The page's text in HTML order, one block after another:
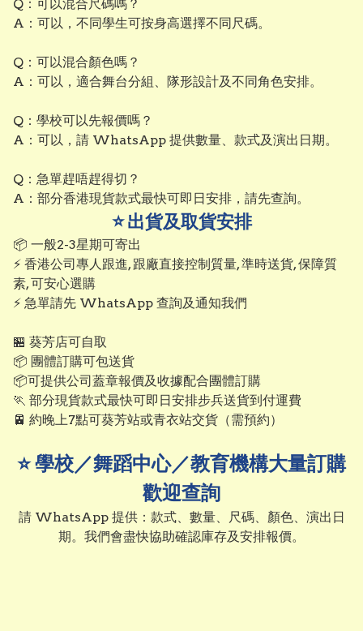
Q：可以混合尺碼嗎？
A：可以，不同學生可按身高選擇不同尺碼。
Q：可以混合顏色嗎？
A：可以，適合舞台分組、隊形設計及不同角色安排。
Q：學校可以先報價嗎？
A：可以，請 WhatsApp 提供數量、款式及演出日期。
Q：急單趕唔趕得切？
A：部分香港現貨款式最快可即日安排，請先查詢。
⭐ 出貨及取貨安排
📦 一般2-3星期可寄出
⚡ 香港公司專人跟進, 跟廠直接控制質量, 準時送貨, 保障質
素, 可安心選購
⚡ 急單請先 WhatsApp 查詢及通知我們
🏪 葵芳店可自取
📦 團體訂購可包送貨
📦可提供公司蓋章報價及收據配合團體訂購
🏃 部分現貨款式最快可即日安排步兵送貨到付運費
🚈 約晚上7點可葵芳站或青衣站交貨（需預約）
⭐ 學校／舞蹈中心／教育機構大量訂購
歡迎查詢
請 WhatsApp 提供：款式、數量、尺碼、顏色、演出日
期。我們會盡快協助確認庫存及安排報價。